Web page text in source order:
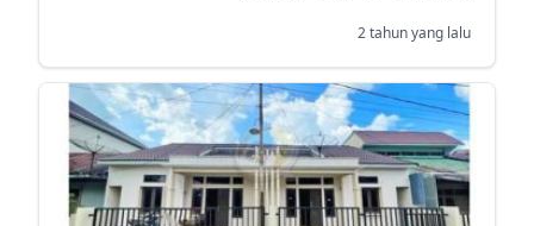
2 tahun yang lalu